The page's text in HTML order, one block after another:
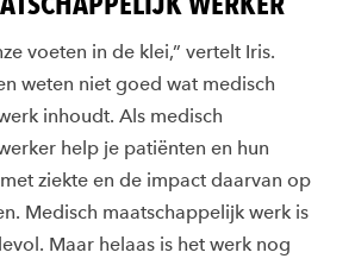
voeten in de klei,” vertelt Iris.
weten niet goed wat medisch
inhoudt. Als medisch
help je patiënten en hun
ziekte en de impact daarvan op
Medisch maatschappelijk werk is
Maar helaas is het werk nog